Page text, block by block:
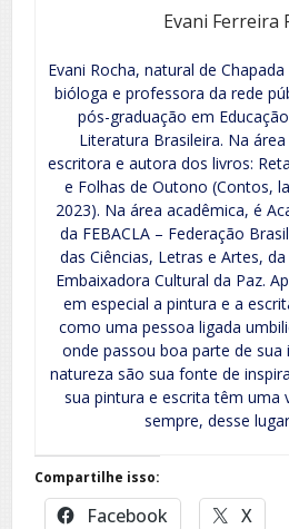
Evani Ferreira
Evani Rocha, natural de
bióloga e professora da rede
pós-graduação em
Literatura Brasileira. Na
escritora e autora dos livros:
e Folhas de Outono (Contos,
2023). Na área acadêmica, é
da FEBACLA – Federação
das Ciências, Letras e Artes,
Embaixadora Cultural da Paz.
em especial a pintura e a
como uma pessoa ligada
onde passou boa parte de sua
natureza são sua fonte de
sua pintura e escrita têm uma
sempre, desse
Compartilhe isso:
Facebook X